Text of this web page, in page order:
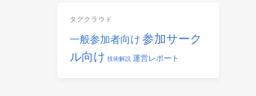
タグクラウド
一般参加者向け 参加サーク
ル向け 技術解説 運営レポート